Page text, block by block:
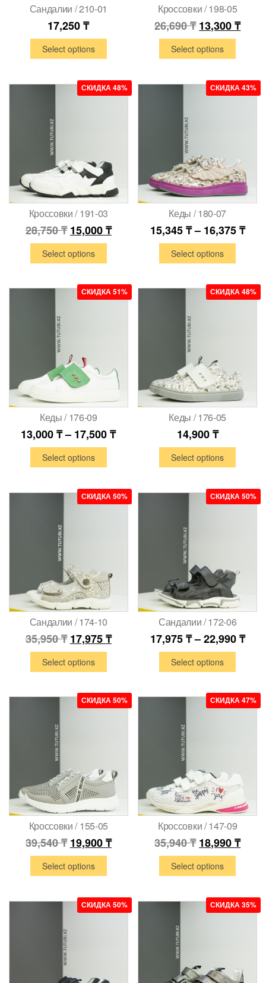
Сандалии / 210-01
17,250₸
Select options
Кроссовки / 198-05
26,690₸ 13,300₸
Select options
СКИДКА 48%
Кроссовки / 191-03
28,750₸ 15,000₸
Select options
СКИДКА 43%
Кеды / 180-07
15,345₸– 16,375₸
Select options
СКИДКА 51%
Кеды / 176-09
13,000₸– 17,500₸
Select options
СКИДКА 48%
Кеды / 176-05
14,900₸
Select options
СКИДКА 50%
Сандалии / 174-10
35,950₸ 17,975₸
Select options
СКИДКА 50%
Сандалии / 172-06
17,975₸–22,990₸
Select options
СКИДКА 50%
Кроссовки / 155-05
39,540₸ 19,900₸
Select options
СКИДКА 47%
Кроссовки / 147-09
35,940₸ 18,990₸
Select options
СКИДКА 50% СКИДКА 35%